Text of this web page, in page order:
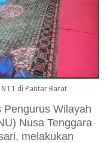
NTT di Pantar Barat
Pengurus Wilayah
Nusa Tenggara
melakukan